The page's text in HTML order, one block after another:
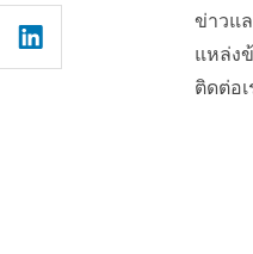
ข่าวแ
แหล่ง
ติดต่อเ